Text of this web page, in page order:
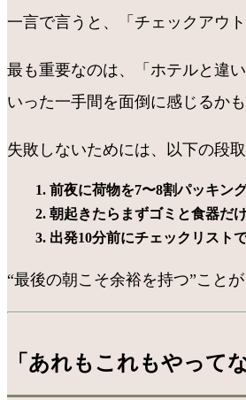
一言で言うと、「チェックアウ
最も重要なのは、「ホテルと違
いった一手間を面倒に感じるか
失敗しないためには、以下の段
前夜に荷物を7〜8割パッキン
朝起きたらまずゴミと食器だ
出発10分前にチェックリスト
“最後の朝こそ余裕を持つ”こと
「あれもこれもやって